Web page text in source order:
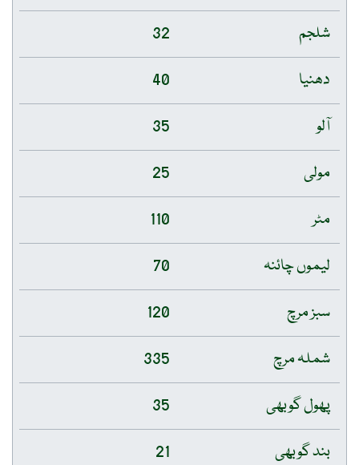
شلجم
32
دھنیا
40
آلو
35
مولی
25
مٹر
110
لیموں چائنہ
70
سبز مرچ
120
شملہ مرچ
335
پھول گوبھی
35
بند گوبھی
21